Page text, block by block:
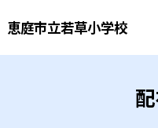
恵庭市立若草小学校